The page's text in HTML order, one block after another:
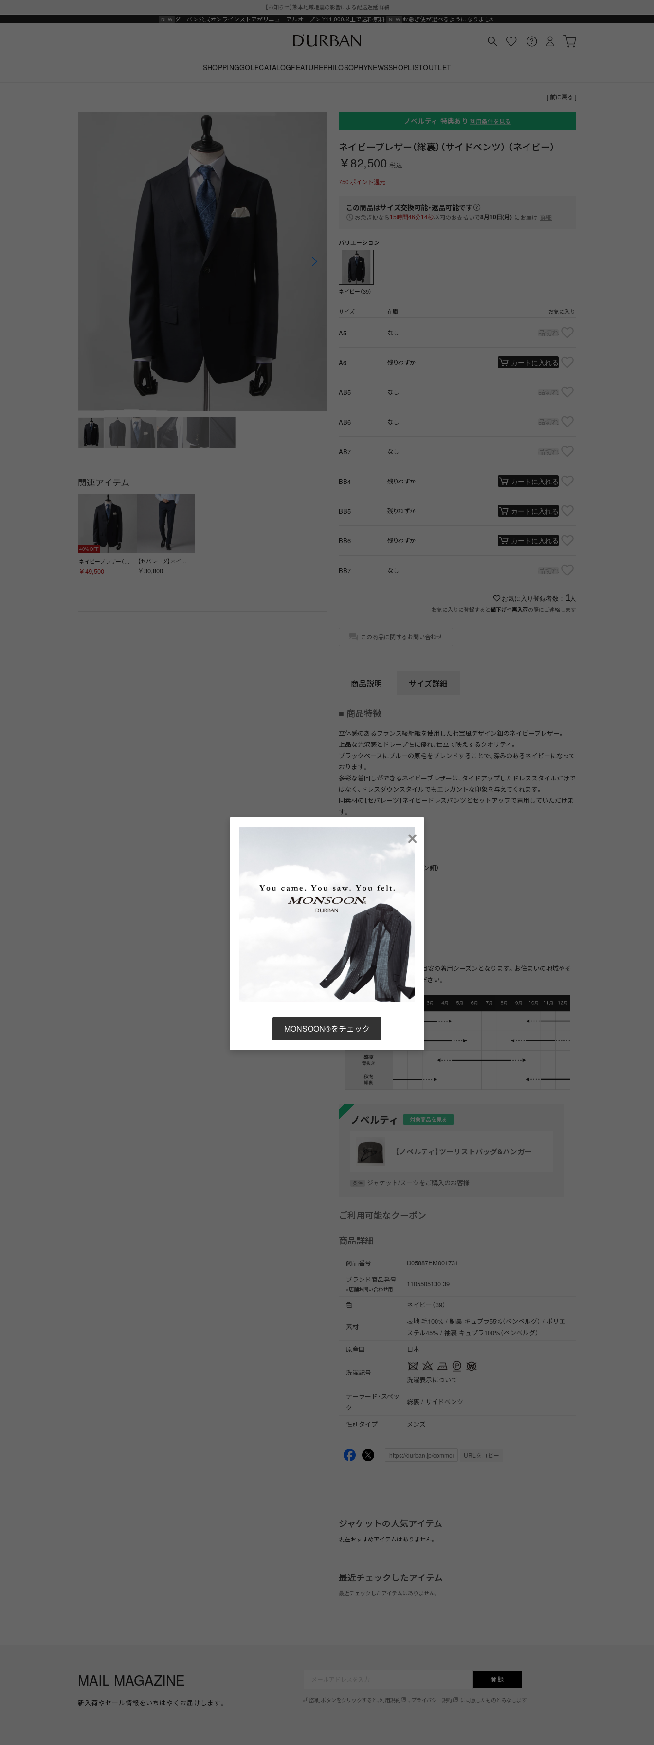
【お知らせ】熊本地域地震の影響による配送遅延 詳細
ダーバン公式オンラインストアがリニューアルオープン ¥11,000以上で送料無料 お急ぎ便が選べるようになりました
SHOPPINGGOLFCATALOGFEATUREPHILOSOPHYNEWSSHOPLISTOUTLET
[ 前に戻る ]
関連アイテム
40%
￥49,500 ￥30,800
ノベルティ 特典あり 利用条件を見る
ネイビーブレザー（総裏）（サイドベンツ） （ネイビー）
￥82,500 税込
750 ポイント還元
この商品はサイズ交換可能・返品可能です
お急ぎ便なら 15時間46分13秒以内のお支払いで8月10日(月) にお届け 詳細
バリエーション
ネイビー（39）
サイズ 在庫 お気に入り
A5 なし 品切れ
A6 残りわずか カートに入れる
AB5 なし 品切れ
AB6 なし 品切れ
AB7 なし 品切れ
BB4 残りわずか カートに入れる
BB5 残りわずか カートに入れる
BB6 残りわずか カートに入れる
BB7 なし 品切れ
お気に入り登録者数： 1 人
お気に入りに登録すると 値下げや再入荷の際にご連絡します
この商品に関するお問い合わせ
商品説明 サイズ詳細
■ 商品特徴
立体感のあるフランス綾組織を使用した七宝風デザイン釦のネイビーブレザー。
上品な光沢感とドレープ性に優れ、仕立て映えするクオリティ。
ブラックベースにブルーの原毛をブレンドすることで、深みのあるネイビーになって
おります。
多彩な着回しができるネイビーブレザーは、タイドアップしたドレススタイルだけで
はなく、ドレスダウンスタイルでもエレガントな印象を与えてくれます。
同素材の【セパレーツ】ネイビードレスパンツとセットアップで着用していただけま
す。
衿型（ラペル）: ノッチドラペル
フロント釦:2つ（七宝風デザイン釦）
裏地仕様:総裏
ベント:サイドベンツ
■着用シーズン
スリーシーズン（総裏）
ダーバンがおすすめしている目安の着用シーズンとなります。お住まいの地域やそ
の年の気候に応じてご着用ください。
ノベルティ 対象商品を見る
【ノベルティ】ツーリストバッグ&ハンガー
条件 ジャケット/スーツをご購入のお客様
ご利用可能なクーポン
商品詳細
商品番号
D05887EM001731
ブランド商品番号
※店舗お問い合わせ用
1105505130 39
色 ネイビー（39）
素材
表地 毛100% / 胴裏 キュプラ55%（ベンベルグ） / ポリエ
ステル45% / 袖裏 キュプラ100%（ベンベルグ）
原産国
日本
洗濯記号
洗濯表示について
テーラード・スペッ
ク
総裏 / サイドベンツ
性別タイプ メンズ
URLをコピー
ジャケットの人気アイテム
現在おすすめアイテムはありません。
最近チェックしたアイテム
最近チェックしたアイテムはありません。
MAIL MAGAZINE
新入荷やセール情報をいちはやくお届けします。
登録
※「登録」ボタンをクリックすると、 利用規約 、 プライバシー規約 に同意したものとみなします
×
MONSOON®をチェック